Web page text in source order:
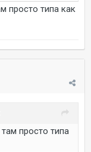
просто типа как
просто типа